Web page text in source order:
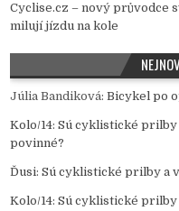
Cyclise.cz – nový průvodce
milují jízdu na kole
Júlia Bandiková:Bicykel po
Kolo/14:Sú cyklistické
povinné?
Ďusi:Sú cyklistické prilby a
Kolo/14:Sú cyklistické